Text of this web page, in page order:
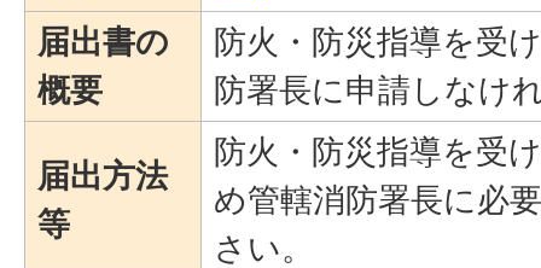
届出書の
概要
防火・防災指導を受
防署長に申請しなけ
届出方法
等
防火・防災指導を受
め管轄消防署長に必
さい。